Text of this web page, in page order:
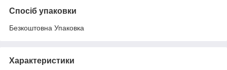
Спосіб упаковки
Безкоштовна Упаковка
Характеристики